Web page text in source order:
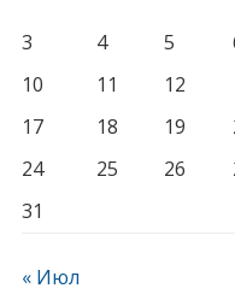
3
4 5
10
11 12
17
18 19
24
25 26
31
« Июл